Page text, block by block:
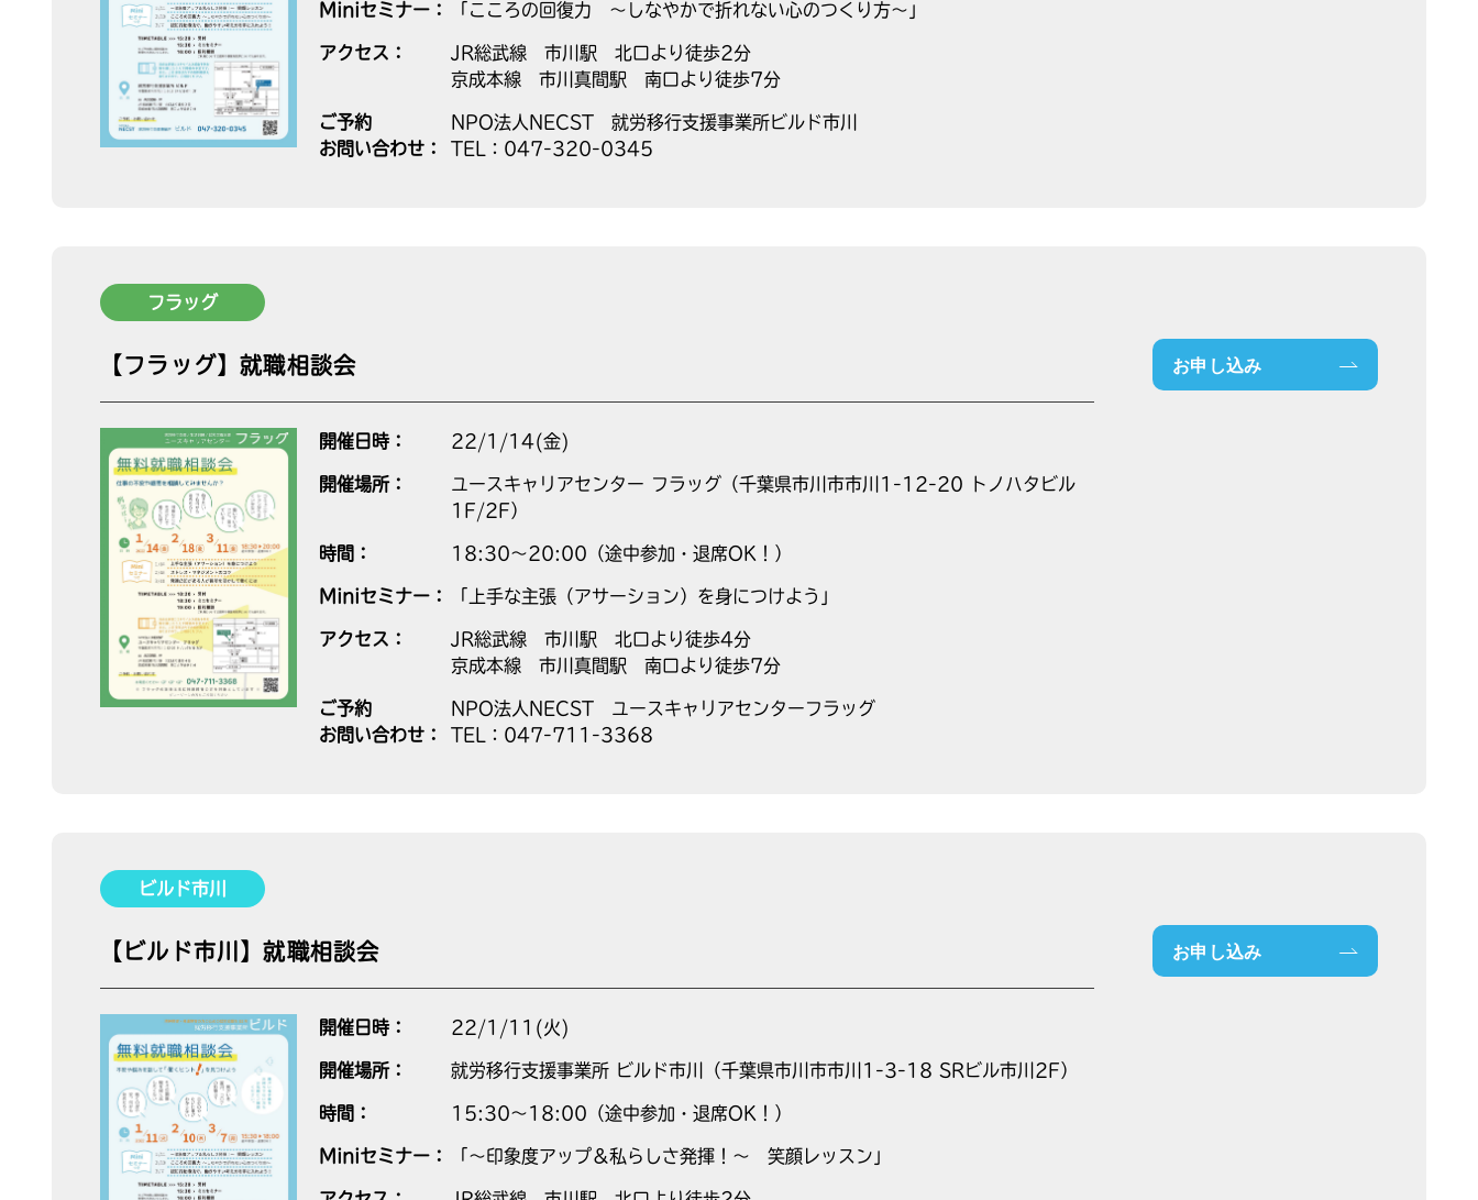
Miniセミナー： 「こころの回復力 ～しなやかで折れない心のつくり方～」
アクセス：
JR総武線 市川駅 北口より徒歩2分
京成本線 市川真間駅 南口より徒歩7分
ご予約
お問い合わせ：
NPO法人NECST 就労移行支援事業所ビルド市川
TEL：047-320-0345
フラッグ
【フラッグ】就職相談会
開催日時： 22/1/14(金)
開催場所：
ユースキャリアセンター フラッグ（千葉県市川市市川1-12-20 トノハタビル
1F/2F）
時間： 18:30〜20:00（途中参加・退席OK！）
Miniセミナー： 「上手な主張（アサーション）を身につけよう」
アクセス：
JR総武線 市川駅 北口より徒歩4分
京成本線 市川真間駅 南口より徒歩7分
ご予約
お問い合わせ：
NPO法人NECST ユースキャリアセンターフラッグ
TEL：047-711-3368
お申し込み
ビルド市川
【ビルド市川】就職相談会
開催日時： 22/1/11(火)
開催場所： 就労移行支援事業所 ビルド市川（千葉県市川市市川1-3-18 SRビル市川2F）
時間： 15:30～18:00（途中参加・退席OK！）
Miniセミナー： 「～印象度アップ＆私らしさ発揮！～ 笑顔レッスン」
お申し込み